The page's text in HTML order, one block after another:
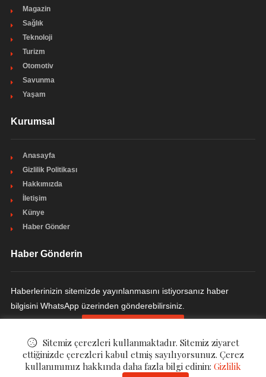
Magazin
Sağlık
Teknoloji
Turizm
Otomotiv
Savunma
Yaşam
Kurumsal
Anasayfa
Gizlilik Politikası
Hakkımızda
İletişim
Künye
Haber Gönder
Haber Gönderin
Haberlerinizin sitemizde yayınlanmasını istiyorsanız haber
bilgisini WhatsApp üzerinden gönderebilirsiniz.
Sitemiz çerezleri kullanmaktadır. Sitemiz ziyaret
ettiğinizde çerezleri kabul etmiş sayılıyorsunuz. Çerez
kullanımımız hakkında daha fazla bilgi edinin: Gizlilik